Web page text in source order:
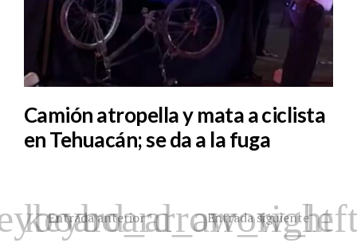
Camión atropella y mata a ciclista
en Tehuacán; se da a la fuga
Entrada anterior Entrada siguiente